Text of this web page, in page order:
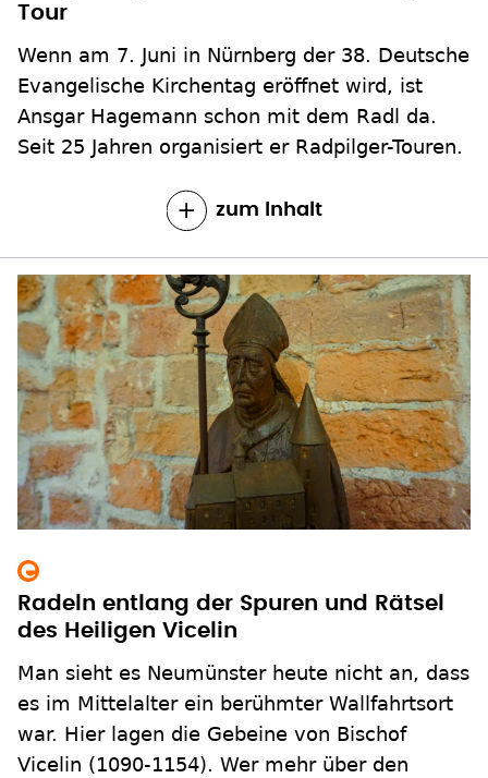
Tour
Wenn am 7. Juni in Nürnberg der 38. Deutsche
Evangelische Kirchentag eröffnet wird, ist
Ansgar Hagemann schon mit dem Radl da.
Seit 25 Jahren organisiert er Radpilger-Touren.
zum Inhalt
Radeln entlang der Spuren und Rätsel
des Heiligen Vicelin
Man sieht es Neumünster heute nicht an, dass
es im Mittelalter ein berühmter Wallfahrtsort
war. Hier lagen die Gebeine von Bischof
Vicelin (1090-1154). Wer mehr über den